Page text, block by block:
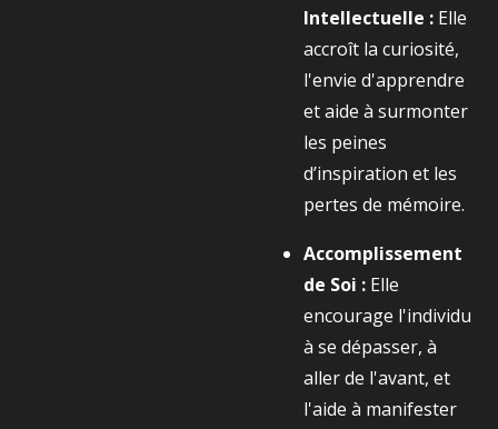
Intellectuelle : Elle
accroît la curiosité,
l'envie d'apprendre
et aide à surmonter
les peines
d’inspiration et les
pertes de mémoire.
Accomplissement
de Soi : Elle
encourage l'individu
à se dépasser, à
aller de l'avant, et
l'aide à manifester